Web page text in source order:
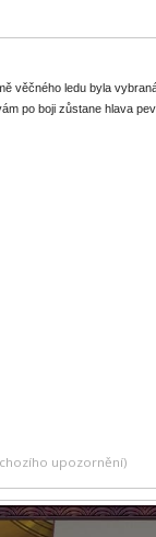
věčného ledu byla
po boji zůstane hlava
upozornění)